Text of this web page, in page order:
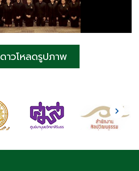
ดาวโหลดรูปภาพ